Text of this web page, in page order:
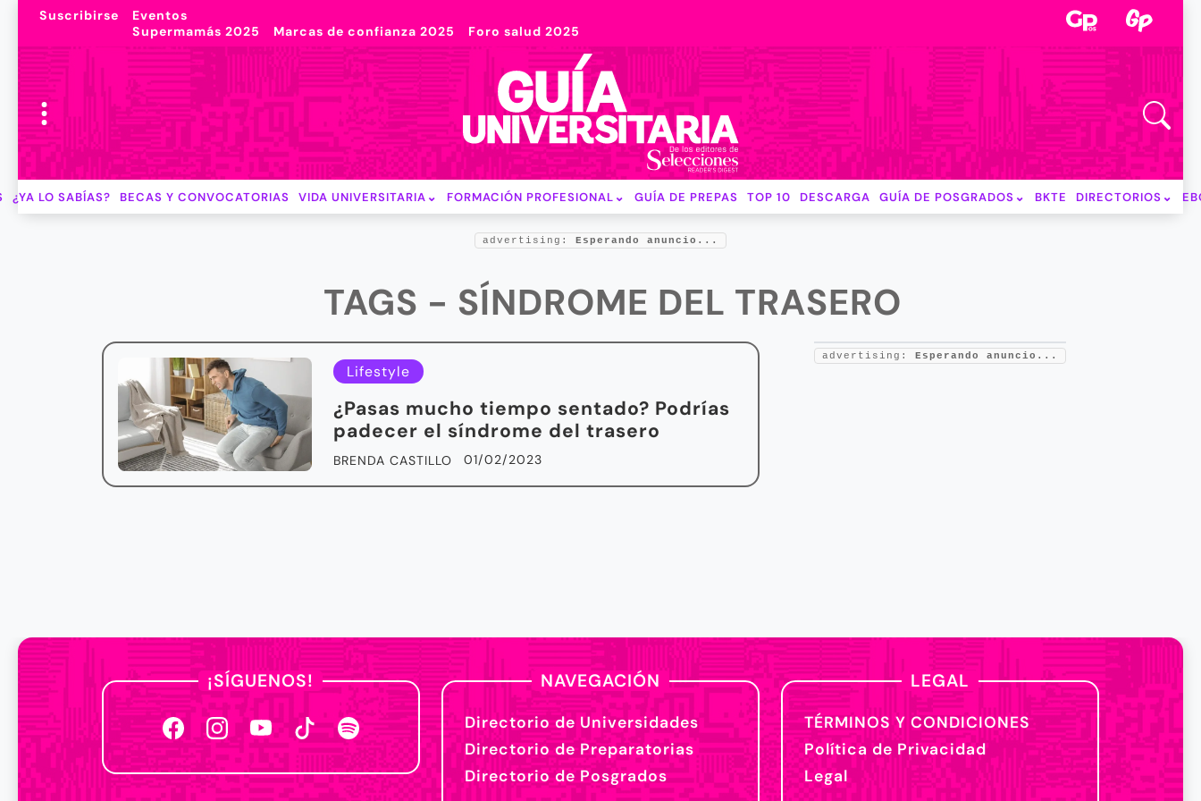
Suscribirse
Eventos
Supermamás 2025
Marcas de confianza 2025 Foro salud 2025
¿YA LO SABÍAS? BECAS Y CONVOCATORIAS VIDA UNIVERSITARIA FORMACIÓN PROFESIONAL GUÍA DE PREPAS TOP 10 DESCARGA GUÍA DE POSGRADOS BKTE DIRECTORIOS
advertising: Esperando anuncio...
TAGS - SÍNDROME DEL TRASERO
Lifestyle
¿Pasas mucho tiempo sentado? Podrías
padecer el síndrome del trasero
BRENDA CASTILLO 01/02/2023
advertising: Esperando anuncio...
¡SÍGUENOS! NAVEGACIÓN
Directorio de Universidades
Directorio de Preparatorias
Directorio de Posgrados
LEGAL
TÉRMINOS Y CONDICIONES
Política de Privacidad
Legal